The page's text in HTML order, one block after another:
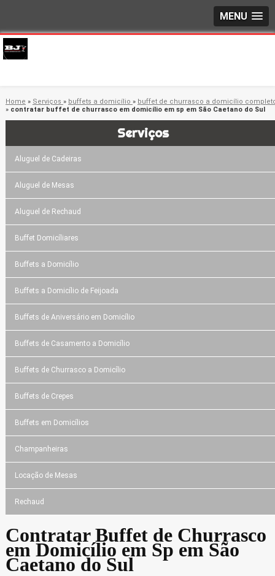
MENU
Home » Serviços » buffets a domicílio » buffet de churrasco a domicílio
» contratar buffet de churrasco em domicílio em sp em São Caetano do Sul
Serviços
Aluguel de Cadeiras
Aluguel de Mesas
Aluguel de Rechaud
Buffet Domicíliares
Buffets a Domicílio
Buffets a Domicílio de Feijoada
Buffets de Aniversário em Domicílio
Buffets de Casamento a Domicílio
Buffets de Churrasco a Domicílio
Buffets de Crepes
Buffets em Domicílios
Champanheiras
Locação de Mesas
Rechaud
Contratar Buffet de Churrasco
em Domicílio em Sp em São
Caetano do Sul